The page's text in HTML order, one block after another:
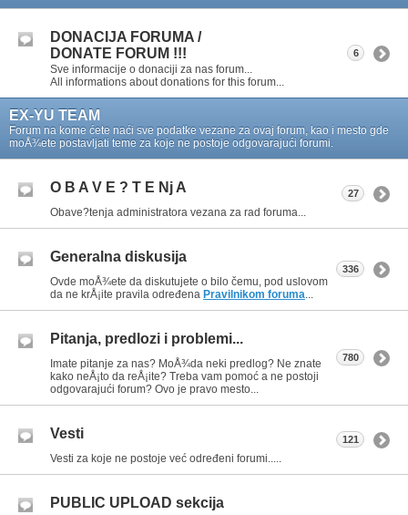
DONACIJA FORUMA /
DONATE FORUM !!!
Sve informacije o donaciji za nas forum...
All informations about donations for this forum...
6
EX-YU TEAM
Forum na kome ćete naći sve podatke vezane za ovaj forum, kao i mesto gde
moÅ¾ete postavljati teme za koje ne postoje odgovarajući forumi.
O B A V E ? T E Nj A
Obave?tenja administratora vezana za rad foruma...
27
Generalna diskusija
Ovde moÅ¾ete da diskutujete o bilo čemu, pod uslovom
da ne krÅ¡ite pravila određena Pravilnikom foruma
336
Pitanja, predlozi i problemi...
Imate pitanje za nas? MoÅ¾da neki predlog? Ne znate
kako neÅ¡to da reÅ¡ite? Treba vam pomoć a ne postoji
odgovarajući forum? Ovo je pravo mesto...
780
Vesti
Vesti za koje ne postoje već određeni forumi.....
121
PUBLIC UPLOAD sekcija